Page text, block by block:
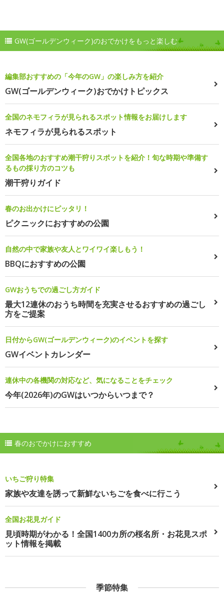
GW(ゴールデンウィーク)のおでかけをもっと楽しむ
編集部おすすめの「今年のGW」の楽しみ方を紹介
GW(ゴールデンウィーク)おでかけトピックス
全国のネモフィラが見られるスポット情報をお届けします
ネモフィラが見られるスポット
全国各地のおすすめ潮干狩りスポットを紹介！旬な時期や準備す
るもの採り方のコツも
潮干狩りガイド
春のお出かけにピッタリ！
ピクニックにおすすめの公園
自然の中で家族や友人とワイワイ楽しもう！
BBQにおすすめの公園
GWおうちでの過ごし方ガイド
最大12連休のおうち時間を充実させるおすすめの過ごし
方をご提案
日付からGW(ゴールデンウィーク)のイベントを探す
GWイベントカレンダー
連休中の各機関の対応など、気になることをチェック
今年(2026年)のGWはいつからいつまで？
春のおでかけにおすすめ
いちご狩り特集
家族や友達を誘って新鮮ないちごを食べに行こう
全国お花見ガイド
見頃時期がわかる！全国1400カ所の桜名所・お花見スポ
ット情報を掲載
季節特集